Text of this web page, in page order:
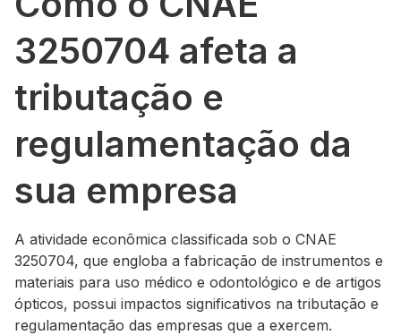
3250704 afeta a
tributação e
regulamentação da
sua empresa
A atividade econômica classificada sob o CNAE
3250704, que engloba a fabricação de instrumentos e
materiais para uso médico e odontológico e de artigos
ópticos, possui impactos significativos na tributação e
regulamentação das empresas que a exercem.